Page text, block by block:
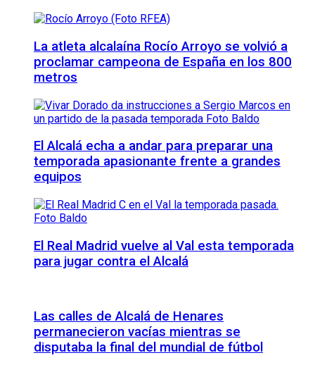
La atleta alcalaína Rocío Arroyo se volvió a
proclamar campeona de España en los 800
metros
El Alcalá echa a andar para preparar una
temporada apasionante frente a grandes
equipos
El Real Madrid vuelve al Val esta temporada
para jugar contra el Alcalá
Las calles de Alcalá de Henares
permanecieron vacías mientras se
disputaba la final del mundial de fútbol